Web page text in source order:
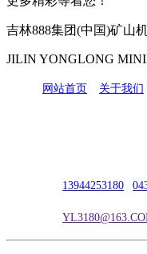
吉林888集团(中国)矿山
JILIN YONGLONG
网站首页 关于我们
13944253180